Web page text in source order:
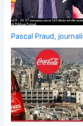
Pascal Praud,